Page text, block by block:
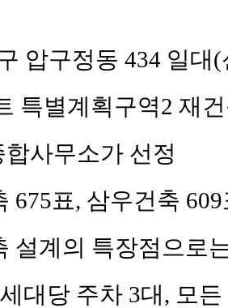
압구정동 434 일대
특별계획구역2 재
사무소가 선정
675표, 삼우건축
설계의 특장점으로
대당 주차 3대, 모